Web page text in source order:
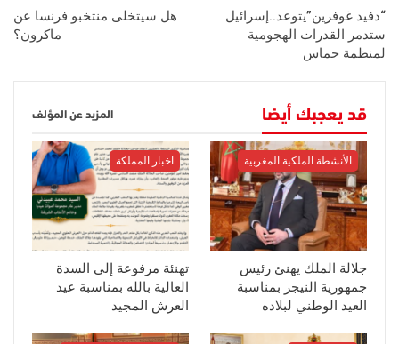
“دفيد غوفرين”يتوعد..إسرائيل
ستدمر القدرات الهجومية
لمنظمة حماس
هل سيتخلى منتخبو فرنسا عن
ماكرون؟
قد يعجبك أيضا المزيد عن المؤلف
الأنشطة الملكية المغربية
جلالة الملك يهنئ رئيس
جمهورية النيجر بمناسبة
العيد الوطني لبلاده
اخبار المملكة
تهنئة مرفوعة إلى السدة
العالية بالله بمناسبة عيد
العرش المجيد